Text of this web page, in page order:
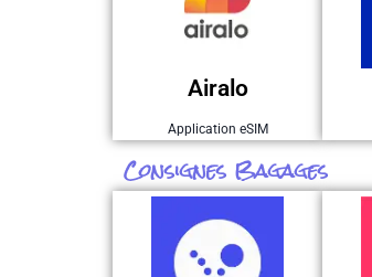
Airalo
Application eSIM
Parrainage
Airalo
3 $ offerts
Consignes Bagages
J'en profite